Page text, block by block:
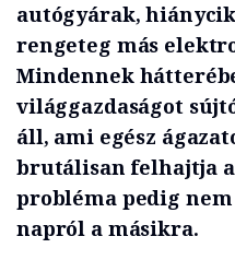
autógyárak,
rengeteg más
Mindennek
világgazdaságot
áll, ami egész
brutálisan felhajtja
probléma pedig
napról a másikra.